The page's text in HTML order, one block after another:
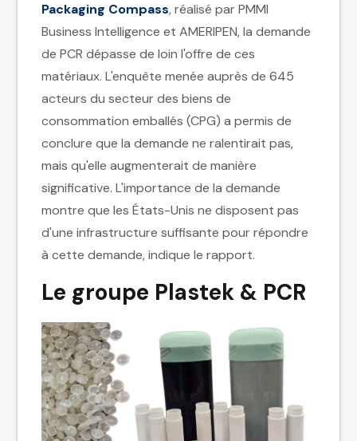
Packaging Compass, réalisé par PMMI
Business Intelligence et AMERIPEN, la demande
de PCR dépasse de loin l'offre de ces
matériaux. L'enquête menée auprès de 645
acteurs du secteur des biens de
consommation emballés (CPG) a permis de
conclure que la demande ne ralentirait pas,
mais qu'elle augmenterait de manière
significative. L'importance de la demande
montre que les États-Unis ne disposent pas
d'une infrastructure suffisante pour répondre
à cette demande, indique le rapport.
Le groupe Plastek & PCR